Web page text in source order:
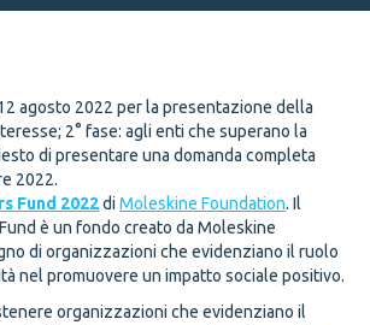
agosto 2022 per la presentazione della
2° fase: agli enti che superano la
di presentare una domanda completa
2022.
Fund 2022di Moleskine Foundation. Il
è un fondo creato da Moleskine
di organizzazioni che evidenziano il ruolo
nel promuovere un impatto sociale positivo.
organizzazioni che evidenziano il